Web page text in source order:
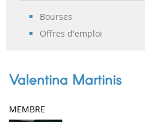
Bourses
Offres d'emploi
Valentina Martinis
MEMBRE